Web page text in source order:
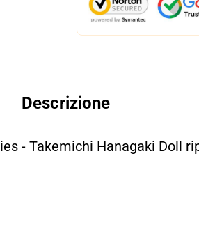
Descrizione
- Takemichi Hanagaki Doll